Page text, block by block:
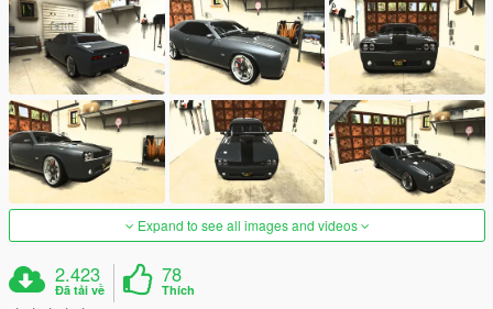
Expand to see all images and videos
2.423
Đã tải về
78
Thích